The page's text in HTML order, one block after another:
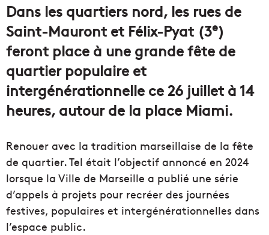
Dans les quartiers nord, les rues de
Saint-Mauront et Félix-Pyat (3e)
feront place à une grande fête de
quartier populaire et
intergénérationnelle ce 26 juillet à 14
heures, autour de la place Miami.
Renouer avec la tradition marseillaise de la fête
de quartier. Tel était l’objectif annoncé en 2024
lorsque la Ville de Marseille a publié une série
d’appels à projets pour recréer des journées
festives, populaires et intergénérationnelles dans
l’espace public.